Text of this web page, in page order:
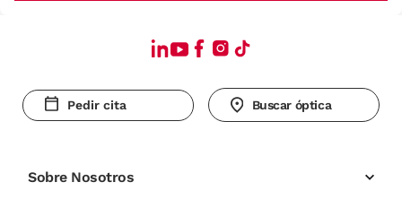
Pedir cita Buscar óptica
Sobre Nosotros